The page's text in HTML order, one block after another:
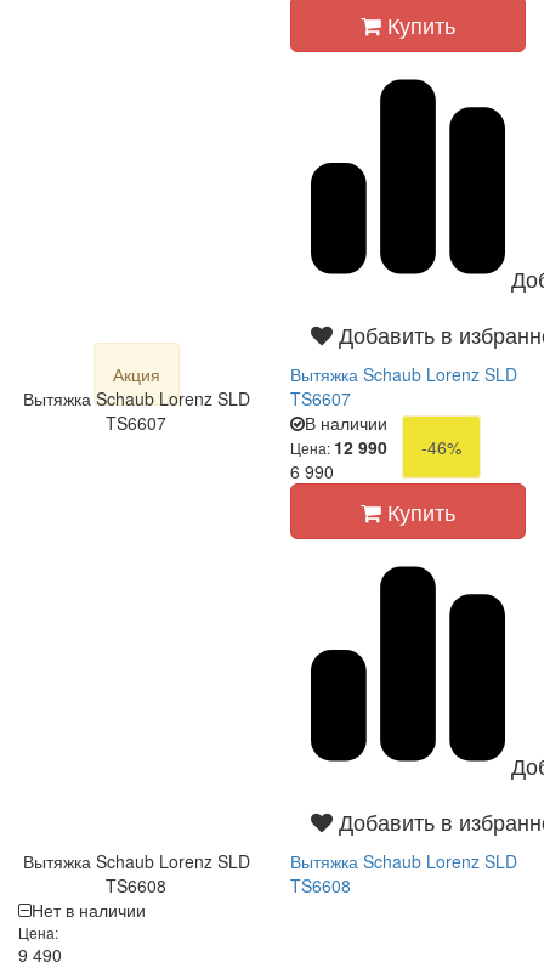
Купить
Добавить в
Акция
Вытяжка Schaub Lorenz SLD
TS6607
Вытяжка Schaub Lorenz SLD
TS6607
В наличии
Цена: 12 990
-46%
6 990
Купить
Добавить в
Вытяжка Schaub Lorenz SLD
TS6608
Вытяжка Schaub Lorenz SLD
TS6608
Нет в наличии
Цена:
9 490